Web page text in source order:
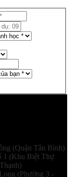
(Quận Tân Bình)
1 (Khu Biệt Thự
(Phường 3 -